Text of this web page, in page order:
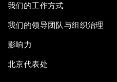
我们的工作方式
我们的领导团队与组织治理
影响力
北京代表处